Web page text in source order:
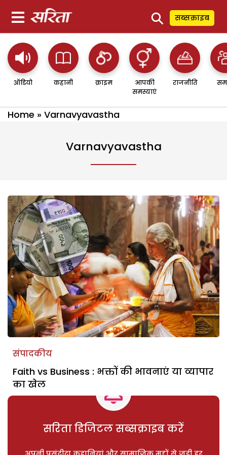
⚲ सब्सक्राइब
ऑडियो कहानी क्राइम
आपकी
समस्याएं
राजनीति
Home » Varnavyavastha
Varnavyavastha
संपादकीय
Faith vs Business : भक्तों की भावनाएं या व्यापार
का खेल
सरिता डिजिटल सब्सक्राइब करें